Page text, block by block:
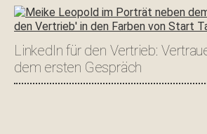
LinkedIn für den Vertrieb:
dem ersten Gespräch